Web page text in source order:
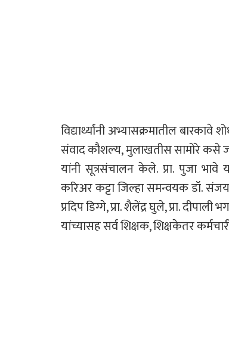
विद्यार्थ्यांनी अभ्यासक्रमातील
संवाद कौशल्य, मुलाखतीस सामोरे कसे
यांनी सूत्रसंचालन केले. प्रा. पुजा भावे
करिअर कट्टा जिल्हा समन्वयक डॉ. संजय
प्रदिप डिग्गे, प्रा. शैलेंद्र घुले, प्रा.
यांच्यासह सर्व शिक्षक, शिक्षकेतर